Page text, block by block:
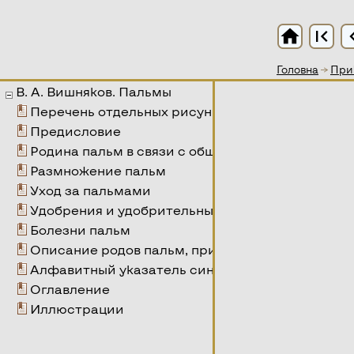
Головна →
Головна→
home first_page
В. А. Вишняков. Пальмы
Перечень отдельных рисунков пальм
Предисловие
Родина пальм в связи с общими условиями их
Размножение пальм
Уход за пальмами
Удобрения и удобрительные поливки
Болезни пальм
Описание родов пальм, пригодных для
Алфавитный указатель синонимов пальм
Оглавление
Иллюстрации